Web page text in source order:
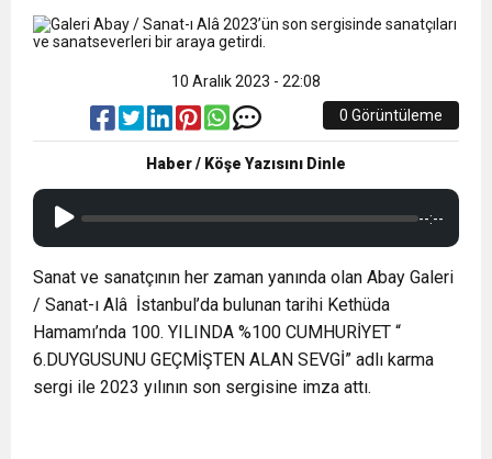
10 Aralık 2023 - 22:08
0 Görüntüleme
Haber / Köşe Yazısını Dinle
--:--
Sanat ve sanatçının her zaman yanında olan Abay Galeri
/ Sanat-ı Alâ İstanbul’da bulunan tarihi Kethüda
Hamamı’nda 100. YILINDA %100 CUMHURİYET “
6.DUYGUSUNU GEÇMİŞTEN ALAN SEVGİ” adlı karma
sergi ile 2023 yılının son sergisine imza attı.